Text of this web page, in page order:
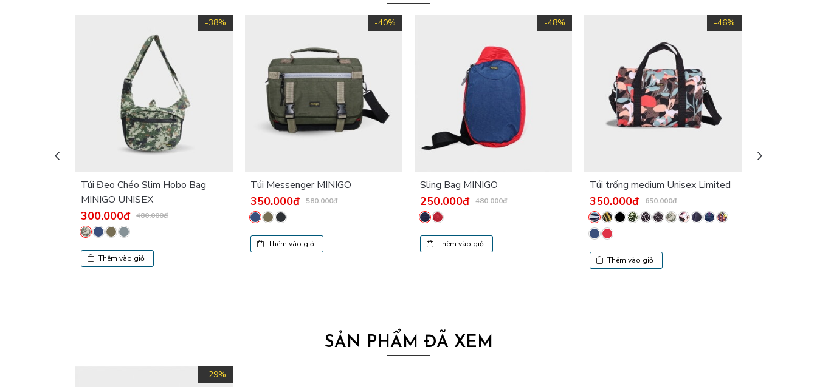
-38%
Túi Đeo Chéo Slim Hobo Bag
MINIGO UNISEX
300.000đ 480.000đ
Thêm vào giỏ
-40%
Túi Messenger MINIGO
350.000đ 580.000đ
Thêm vào giỏ
-48%
Sling Bag MINIGO
250.000đ 480.000đ
Thêm vào giỏ
-46%
Túi trống medium Unisex Limited
350.000đ 650.000đ
Thêm vào giỏ
SẢN PHẨM ĐÃ XEM
-29%